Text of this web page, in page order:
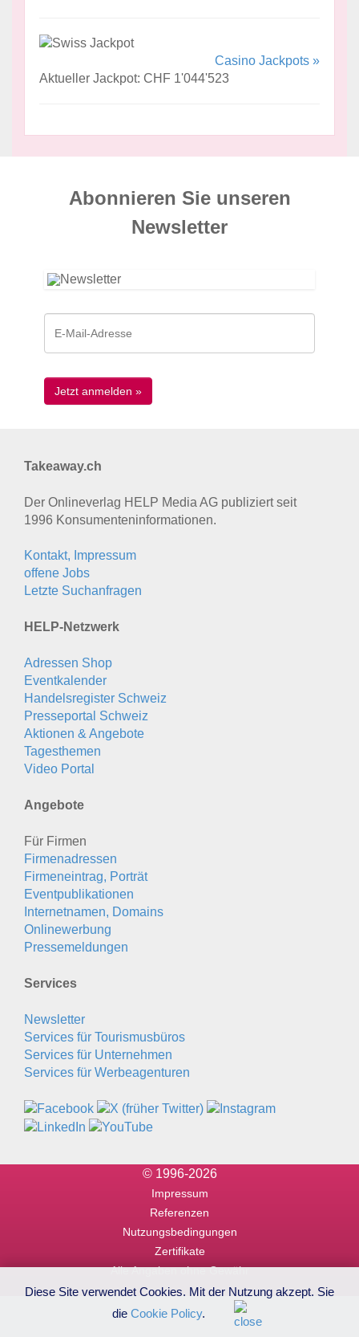
Casino Jackpots »
Aktueller Jackpot: CHF 1'044'523
Abonnieren Sie unseren
News­letter
Takeaway.ch
Der Onlineverlag HELP Media AG publiziert seit
1996 Konsumenten­informationen.
Kontakt, Impressum
offene Jobs
Letzte Suchanfragen
HELP-Netzwerk
Adressen Shop
Eventkalender
Handelsregister Schweiz
Presseportal Schweiz
Aktionen & Angebote
Tagesthemen
Video Portal
Angebote
Für Firmen
Firmenadressen
Firmeneintrag, Porträt
Eventpublikationen
Internetnamen, Domains
Onlinewerbung
Pressemeldungen
Services
Newsletter
Services für Tourismusbüros
Services für Unternehmen
Services für Werbeagenturen
© 1996-2026
Impressum
Referenzen
Nutzungsbedingungen
Zertifikate
Alle Angaben ohne Gewähr
Diese Site verwendet Cookies. Mit der Nutzung akzept. Sie
die Cookie Policy.